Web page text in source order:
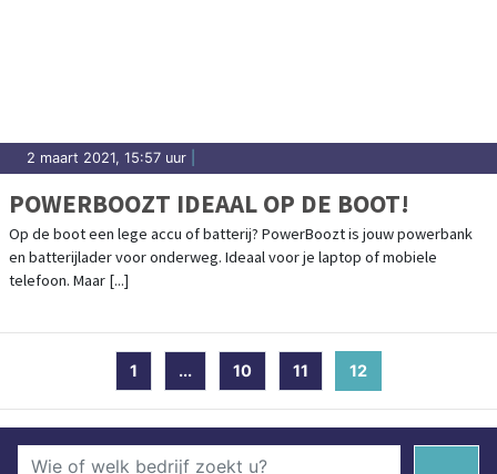
2 maart 2021, 15:57 uur
POWERBOOZT IDEAAL OP DE BOOT!
Op de boot een lege accu of batterij? PowerBoozt is jouw powerbank
en batterijlader voor onderweg. Ideaal voor je laptop of mobiele
telefoon. Maar [...]
1 ... 10 11 12